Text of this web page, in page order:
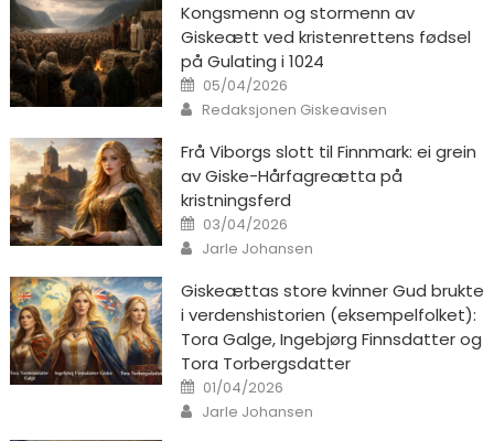
Kongsmenn og stormenn av
Giskeætt ved kristenrettens fødsel
på Gulating i 1024
Posted on
05/04/2026
Author
Redaksjonen Giskeavisen
Frå Viborgs slott til Finnmark: ei grein
av Giske-Hårfagreætta på
kristningsferd
Posted on
03/04/2026
Author
Jarle Johansen
Giskeættas store kvinner Gud brukte
i verdenshistorien (eksempelfolket):
Tora Galge, Ingebjørg Finnsdatter og
Tora Torbergsdatter
Posted on
01/04/2026
Author
Jarle Johansen